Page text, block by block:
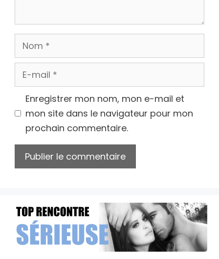
Nom
E-
mail
Enregistrer mon nom, mon e-mail et
mon site dans le navigateur pour mon
prochain commentaire.